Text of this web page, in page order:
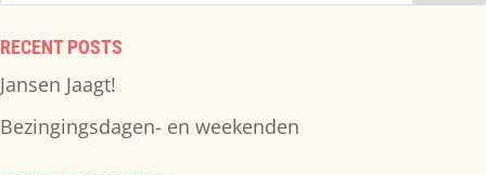
RECENT POSTS
Jansen Jaagt!
Bezingingsdagen- en weekenden